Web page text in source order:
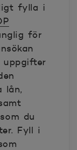
fylla i
för
uppgifter
lån,
du
Fyll i